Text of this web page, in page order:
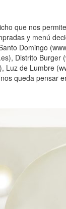
que nos
y menú
Domingo
Distrito
de Lumbre
queda pensar